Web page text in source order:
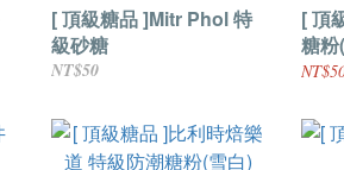
[ 頂級糖品 ]Mitr Phol 特
級砂糖
NT$50
[ 頂
糖